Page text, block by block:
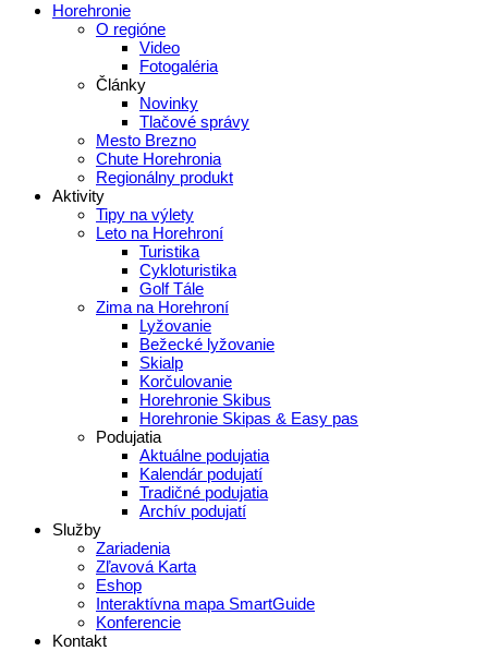
Horehronie
O regióne
Video
Fotogaléria
Články
Novinky
Tlačové správy
Mesto Brezno
Chute Horehronia
Regionálny produkt
Aktivity
Tipy na výlety
Leto na Horehroní
Turistika
Cykloturistika
Golf Tále
Zima na Horehroní
Lyžovanie
Bežecké lyžovanie
Skialp
Korčulovanie
Horehronie Skibus
Horehronie Skipas & Easy pas
Podujatia
Aktuálne podujatia
Kalendár podujatí
Tradičné podujatia
Archív podujatí
Služby
Zariadenia
Zľavová Karta
Eshop
Interaktívna mapa SmartGuide
Konferencie
Kontakt